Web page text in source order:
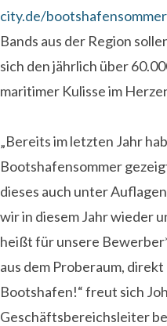
city.de/bootshafensommer
Bands aus der Region
sich den jährlich über
maritimer Kulisse im
„Bereits im letzten Jahr
Bootshafensommer
dieses auch unter
wir in diesem Jahr wieder
heißt für unsere
aus dem Proberaum,
Bootshafen!“ freut sich
Geschäftsbereichsleiter